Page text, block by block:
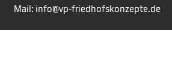
Mail: info@vp-friedhofskonzepte.de